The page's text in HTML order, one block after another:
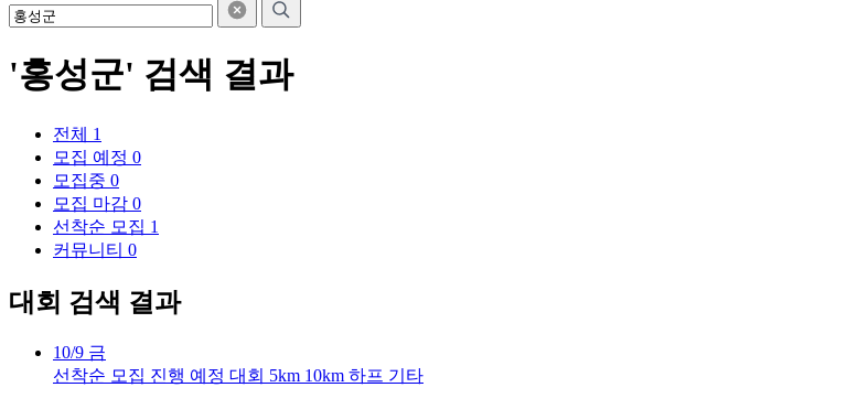
'홍성군' 검색 결과
전체 1
모집 예정 0
모집중 0
모집 마감 0
선착순 모집 1
커뮤니티 0
대회 검색 결과
10/9 금
선착순 모집 진행 예정 대회 5km 10km 하프 기타